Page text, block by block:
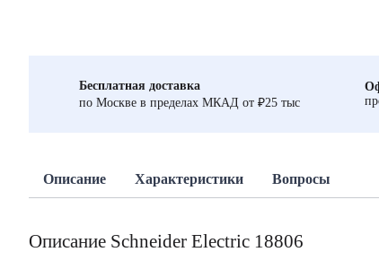
Бесплатная доставка
по Москве в пределах МКАД от ₽25 тыс
Описание Характеристики Вопросы
Описание Schneider Electric 18806